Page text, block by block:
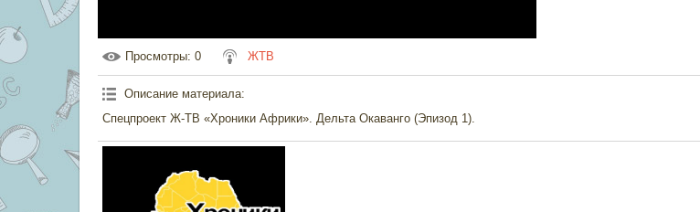
Просмотры: 0 ЖТВ
Описание материала:
Спецпроект Ж-ТВ «Хроники Африки». Дельта Окаванго (Эпизод 1).